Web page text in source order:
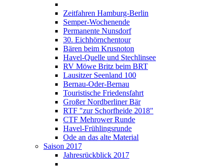
Zeitfahren Hamburg-Berlin
Semper-Wochenende
Permanente Nunsdorf
30. Eichhörnchentour
Bären beim Krusnoton
Havel-Quelle und Stechlinsee
RV Möwe Britz beim BRT
Lausitzer Seenland 100
Bernau-Oder-Bernau
Touristische Friedensfahrt
Großer Nordberliner Bär
RTF "zur Schorfheide 2018"
CTF Mehrower Runde
Havel-Frühlingsrunde
Ode an das alte Material
Saison 2017
Jahresrückblick 2017